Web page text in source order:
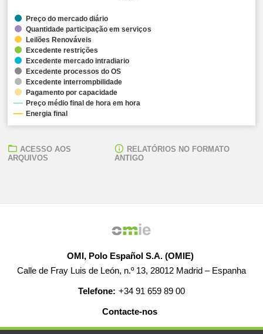
Preço do mercado diário
Quantidade participação em serviços
Leilões Renováveis
Excedente restrições
Excedente mercado intradiario
Excedente processos do OS
Excedente interrompbilidade
Pagamento por capacidade
Preço médio final de hora em hora
Energia final
ACESSO AOS
ARQUIVOS
RELATÓRIOS NO FORMATO
ANTIGO
OMI, Polo Español S.A. (OMIE)
Calle de Fray Luis de León, n.º 13, 28012 Madrid – Espanha
Telefone: +34 91 659 89 00
Contacte-nos